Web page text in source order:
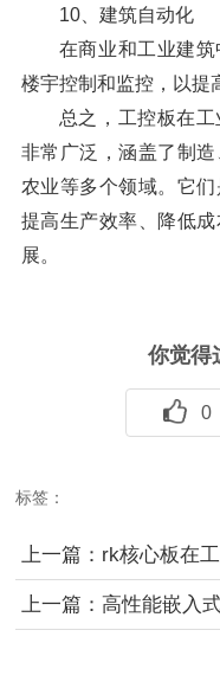
10、建筑自动化
在商业和工业建筑
楼宇控制和监控，以提
总之，工控板在
非常广泛，涵盖了制造
农业等多个领域。它
提高生产效率、降低
展。
你觉得
0
标签：
上一篇： rk核心板在
上一篇： 高性能嵌入